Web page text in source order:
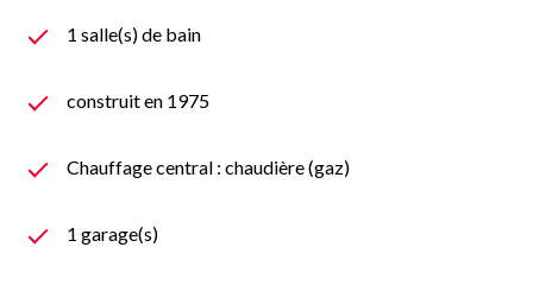
1 salle(s) de bain
construit en 1975
Chauffage central : chaudière (gaz)
1 garage(s)